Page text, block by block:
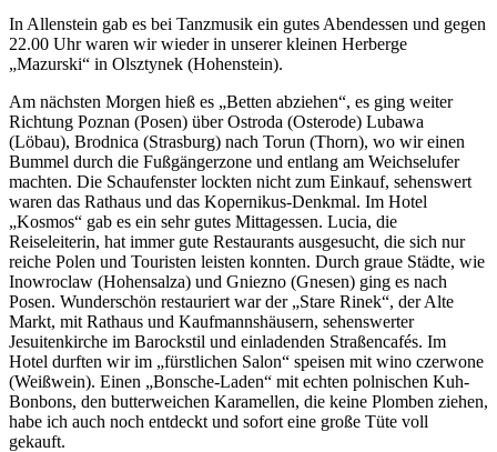
In Allenstein gab es bei Tanzmusik ein gutes Abendessen und gegen
22.00 Uhr waren wir wieder in unserer kleinen Herberge
Mazurski
in Olsztynek (Hohenstein).
Am nächsten Morgen hieß es
Betten abziehen , es ging weiter
Richtung Poznan (Posen) über Ostroda (Osterode) Lubawa
(Löbau), Brodnica (Strasburg) nach Torun (Thorn), wo wir einen
Bummel durch die Fußgängerzone und entlang am Weichselufer
machten. Die Schaufenster lockten nicht zum Einkauf, sehenswert
waren das Rathaus und das Kopernikus-Denkmal. Im Hotel
Kosmos
gab es ein sehr gutes Mittagessen. Lucia, die
Reiseleiterin, hat immer gute Restaurants ausgesucht, die sich nur
reiche Polen und Touristen leisten konnten. Durch graue Städte, wie
Inowroclaw (Hohensalza) und Gniezno (Gnesen) ging es nach
Posen. Wunderschön restauriert war der
Stare Rinek , der Alte
Markt, mit Rathaus und Kaufmannshäusern, sehenswerter
Jesuitenkirche im Barockstil und einladenden Straßencafés. Im
Hotel durften wir im
fürstlichen Salon
speisen mit wino czerwone
(Weißwein). Einen
Bonsche-Laden
mit echten polnischen Kuh-
Bonbons, den butterweichen Karamellen, die keine Plomben ziehen,
habe ich auch noch entdeckt und sofort eine große Tüte voll
gekauft.